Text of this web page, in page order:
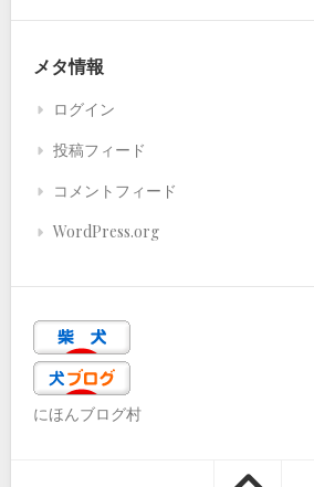
メタ情報
ログイン
投稿フィード
コメントフィード
WordPress.org
にほんブログ村